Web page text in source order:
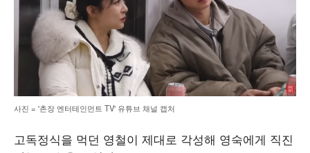
사진 = '촌장 엔터테인먼트 TV' 유튜브 채널 캡처
고독정식을 먹던 영철이 제대로 각성해 영숙에게 직진